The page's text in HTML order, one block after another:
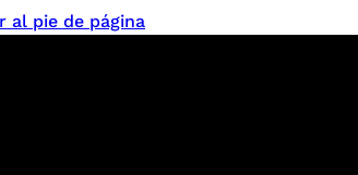
al pie de página